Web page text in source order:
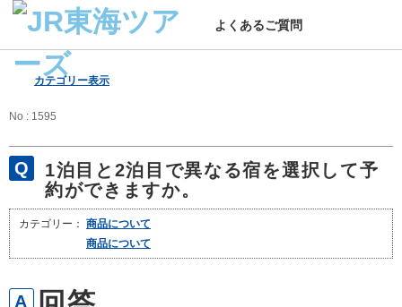
よくあるご質問
カテゴリー表示
No : 1595
1泊目と2泊目で異なる宿を選択して予
約ができますか。
カテゴリー： 商品について
商品について